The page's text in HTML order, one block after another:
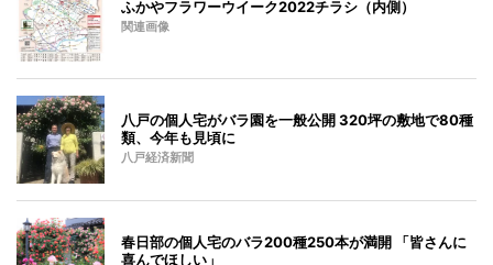
ふかやフラワーウイーク2022チラシ（内側）
関連画像
八戸の個人宅がバラ園を一般公開 320坪の敷地で80種
類、今年も見頃に
八戸経済新聞
春日部の個人宅のバラ200種250本が満開 「皆さんに
喜んでほしい」